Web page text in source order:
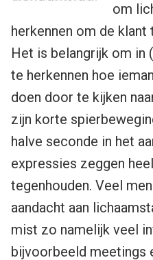
om
herkennen om de
Het is belangrijk om in
te herkennen hoe
doen door te kijken
zijn korte
halve seconde in het
expressies zeggen
tegenhouden. Veel
aandacht aan
mist zo namelijk veel
bijvoorbeeld meetings